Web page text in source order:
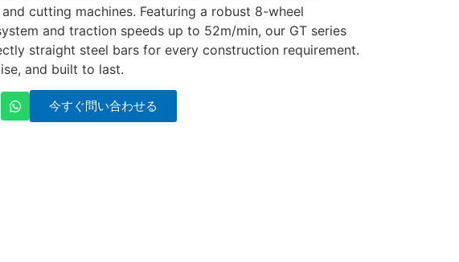
cutting machines. Featuring a robust 8-wheel
and traction speeds up to 52m/min, our GT series
straight steel bars for every construction requirement.
and built to last.
今すぐ問い合わせる